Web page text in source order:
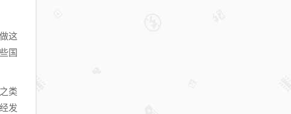
这
国
类
发